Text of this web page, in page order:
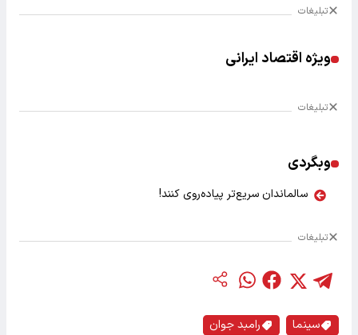
تبلیغات
ویژه اقتصاد ایرانی
تبلیغات
وبگردی
سالماندان سریع‌تر پیاده‌روی کنند!
تبلیغات
سینما رامبد جوان